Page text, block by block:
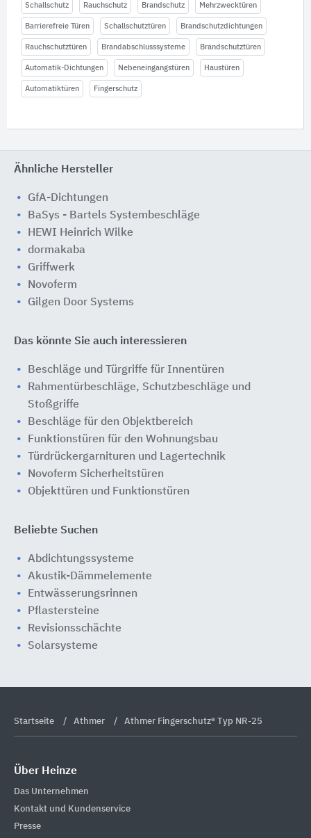
Schallschutz Rauchschutz Brandschutz Mehrzwecktüren
Barrierefreie Türen Schallschutztüren Brandschutzdichtungen
Rauchschutztüren Brandabschlusssysteme Brandschutztüren
Automatik-Dichtungen Nebeneingangstüren Haustüren
Automatiktüren Fingerschutz
Ähnliche Hersteller
GfA-Dichtungen
BaSys - Bartels Systembeschläge
HEWI Heinrich Wilke
dormakaba
Griffwerk
Novoferm
Gilgen Door Systems
Das könnte Sie auch interessieren
Beschläge und Türgriffe für Innentüren
Rahmentürbeschläge, Schutzbeschläge und
Stoßgriffe
Beschläge für den Objektbereich
Funktionstüren für den Wohnungsbau
Türdrückergarnituren und Lagertechnik
Novoferm Sicherheitstüren
Objekttüren und Funktionstüren
Beliebte Suchen
Abdichtungssysteme
Akustik-Dämmelemente
Entwässerungsrinnen
Pflastersteine
Revisionsschächte
Solarsysteme
Startseite Athmer Athmer Fingerschutz® Typ NR-25
Über Heinze
Das Unternehmen
Kontakt und Kundenservice
Presse